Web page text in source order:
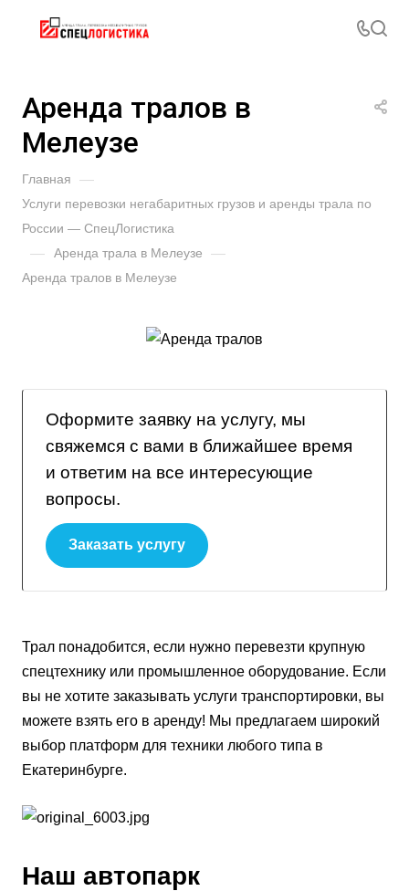
Аренда тралов в
Мелеузе
Главная —
Услуги перевозки негабаритных грузов и аренды трала по
России — СпецЛогистика
— Аренда трала в Мелеузе —
Аренда тралов в Мелеузе
Оформите заявку на услугу, мы
свяжемся с вами в ближайшее время
и ответим на все интересующие
вопросы.
Заказать услугу
Трал понадобится, если нужно перевезти крупную
спецтехнику или промышленное оборудование. Если
вы не хотите заказывать услуги транспортировки, вы
можете взять его в аренду! Мы предлагаем широкий
выбор платформ для техники любого типа в
Екатеринбурге.
Наш автопарк